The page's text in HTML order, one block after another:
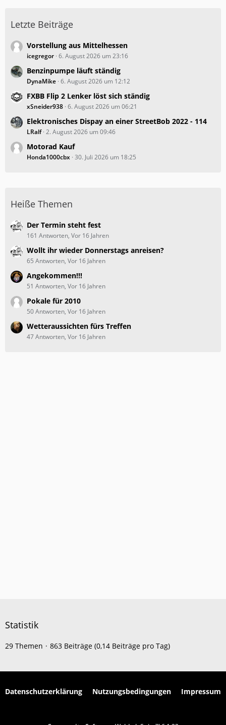
Letzte Beiträge
Vorstellung aus Mittelhessen
icegregor 6. August 2026 um 23:16
Benzinpumpe läuft ständig
DynaMike 6. August 2026 um 12:12
FXBB Flip 2 Lenker löst sich ständig
xSneider938 6. August 2026 um 06:21
Elektronisches Dispay an einer StreetBob 2022 - 114
LRalf 2. August 2026 um 09:46
Motorad Kauf
Honda1000cbx 30. Juli 2026 um 18:25
Heiße Themen
Der Termin steht fest
161 Antworten, Vor 16 Jahren
Wollt ihr wieder Donnerstags anreisen?
65 Antworten, Vor 16 Jahren
Angekommen!!!
51 Antworten, Vor 16 Jahren
Pokale für 2010
50 Antworten, Vor 16 Jahren
Wetteraussichten fürs Treffen
47 Antworten, Vor 16 Jahren
Statistik
29 Themen 863 Beiträge (0,14 Beiträge pro Tag)
Datenschutzerklärung Nutzungsbedingungen Impressum